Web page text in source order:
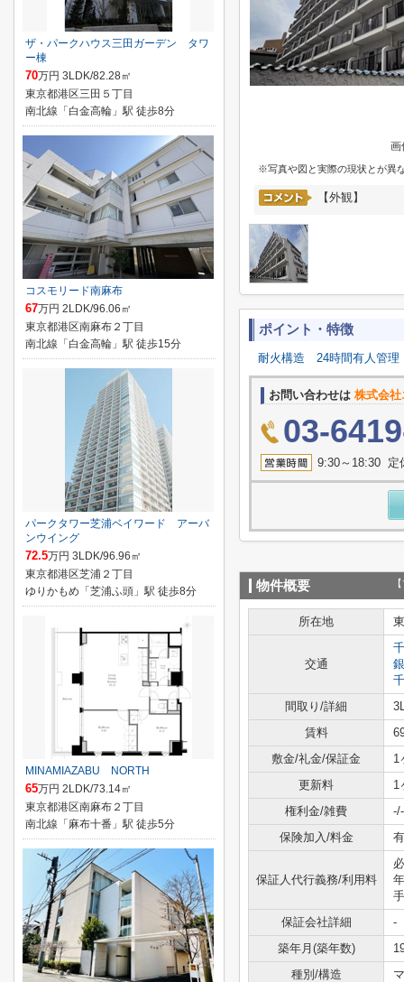
画
※写真や図と実際の現状とが異
【外観】
ポイント・特徴
耐火構造 24時間有人管理
お問い合わせは 株式会
03-
9:30～18:30 定
物件概要
所在地
交通
間取り/詳細
賃料
敷金/礼金/保証金
1
更新料
1
権利金/雑費
-/-
保険加入/料金
保証人代行義務/利用料
保証会社詳細
-
築年月(築年数)
種別/構造
ザ・パークハウス三田ガーデン タワ
ー棟
70万円 3LDK/82.28㎡
東京都港区三田５丁目
南北線「白金高輪」駅 徒歩8分
コスモリード南麻布
67万円 2LDK/96.06㎡
東京都港区南麻布２丁目
南北線「白金高輪」駅 徒歩15分
パークタワー芝浦ベイワード アーバ
ンウイング
72.5万円 3LDK/96.96㎡
東京都港区芝浦２丁目
ゆりかもめ「芝浦ふ頭」駅 徒歩8分
MINAMIAZABU NORTH
65万円 2LDK/73.14㎡
東京都港区南麻布２丁目
南北線「麻布十番」駅 徒歩5分